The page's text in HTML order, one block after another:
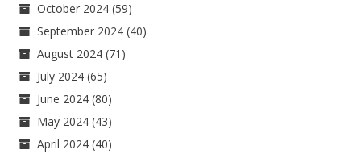
October 2024 (59)
September 2024 (40)
August 2024 (71)
July 2024 (65)
June 2024 (80)
May 2024 (43)
April 2024 (40)